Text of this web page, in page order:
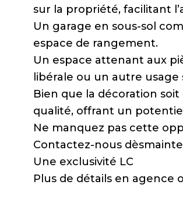
sur la propriété, facilitant
Un garage en sous-sol
espace de rangement.
Un espace attenant aux
libérale ou un autre usage
Bien que la décoration
qualité, offrant un
Ne manquez pas cette
Contactez-nous
Une exclusivité LC